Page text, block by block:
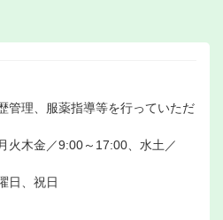
管理、服薬指導等を行っていただ
火木金／9:00～17:00、水土／
日、祝日